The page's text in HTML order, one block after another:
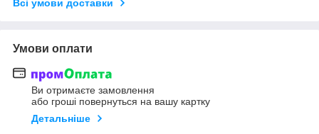
Всі умови доставки
Умови оплати
Ви отримаєте замовлення
або гроші повернуться на вашу картку
Детальніше